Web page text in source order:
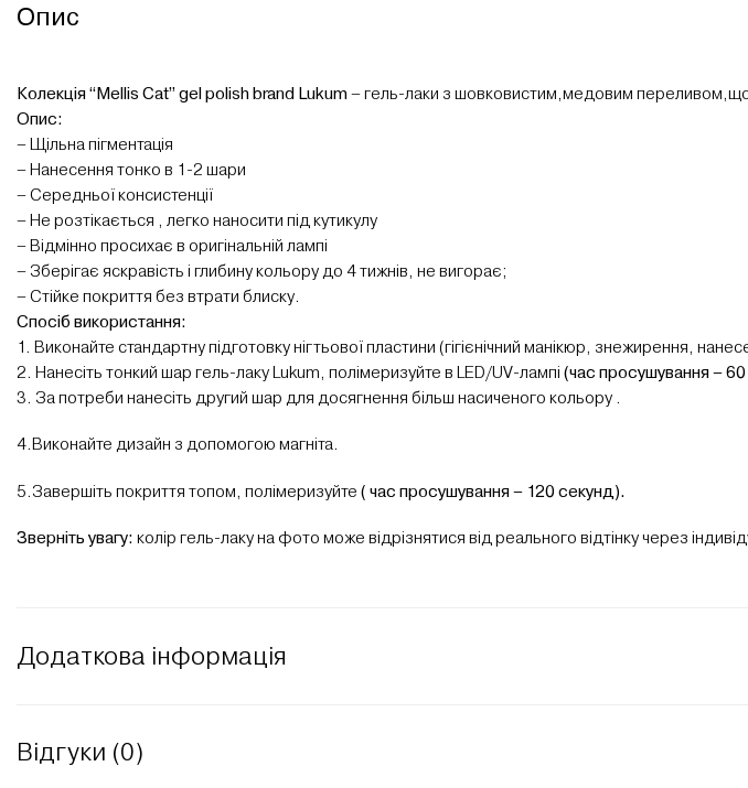
Опис
Колекція “Mellis Cat” gel polish brand Lukum– гель-лаки з шовковистим,медовим
Опис:
– Щільна пігментація
– Нанесення тонко в 1-2 шари
– Середньої консистенції
– Не розтікається , легко наносити під кутикулу
– Відмінно просихає в оригінальній лампі
– Зберігає яскравість і глибину кольору до 4 тижнів, не вигорає;
– Стійке покриття без втрати блиску.
Спосіб використання:
1. Виконайте стандартну підготовку нігтьової пластини (гігієнічний манікюр, знежирення,
2. Нанесіть тонкий шар гель-лаку Lukum, полімеризуйте в LED/UV-лампі (час просушування –
3. За потреби нанесіть другий шар для досягнення більш насиченого кольору .
4.Виконайте дизайн з допомогою магніта.
5.Завершіть покриття топом, полімеризуйте ( час просушування – 120 секунд).
Зверніть увагу: колір гель-лаку на фото може відрізнятися від реального відтінку через
Додаткова інформація
Відгуки (0)